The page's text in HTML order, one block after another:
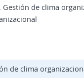
de clima
de clima